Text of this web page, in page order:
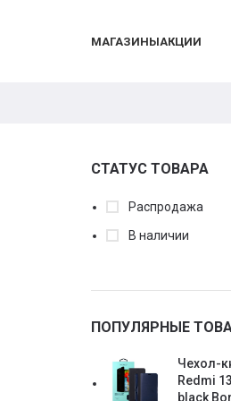
МАГАЗИНЫАКЦИИ
СТАТУС ТОВАРА
Распродажа
В наличии
ПОПУЛЯРНЫЕ
Чехол-
Redmi
black